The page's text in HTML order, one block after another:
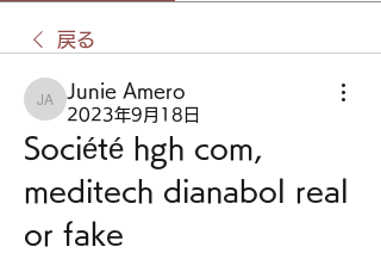
戻る
Junie Amero
Junie Amero
2023年9月18日
Société hgh com,
meditech dianabol real
or fake